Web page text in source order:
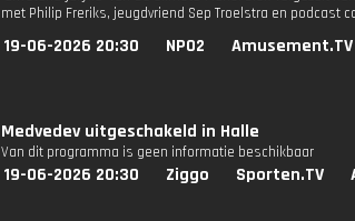
met Philip Freriks, jeugdvriend Sep Troelstra en podcast
19-06-2026 20:30 NPO2 Amusement.TV
Medvedev uitgeschakeld in Halle
Van dit programma is geen informatie beschikbaar
19-06-2026 20:30 Ziggo Sporten.TV